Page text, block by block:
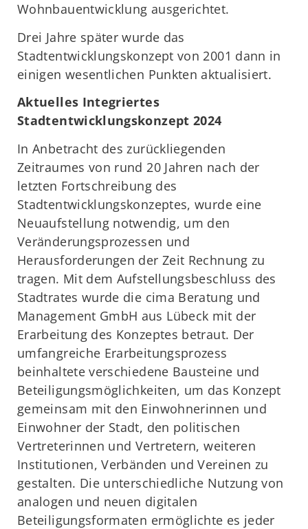
Wohnbauentwicklung ausgerichtet.
Drei Jahre später wurde das
Stadtentwicklungskonzept von 2001 dann in
einigen wesentlichen Punkten aktualisiert.
Aktuelles Integriertes
Stadtentwicklungskonzept 2024
In Anbetracht des zurückliegenden
Zeitraumes von rund 20 Jahren nach der
letzten Fortschreibung des
Stadtentwicklungskonzeptes, wurde eine
Neuaufstellung notwendig, um den
Veränderungsprozessen und
Herausforderungen der Zeit Rechnung zu
tragen. Mit dem Aufstellungsbeschluss des
Stadtrates wurde die cima Beratung und
Management GmbH aus Lübeck mit der
Erarbeitung des Konzeptes betraut. Der
umfangreiche Erarbeitungsprozess
beinhaltete verschiedene Bausteine und
Beteiligungsmöglichkeiten, um das Konzept
gemeinsam mit den Einwohnerinnen und
Einwohner der Stadt, den politischen
Vertreterinnen und Vertretern, weiteren
Institutionen, Verbänden und Vereinen zu
gestalten. Die unterschiedliche Nutzung von
analogen und neuen digitalen
Beteiligungsformaten ermöglichte es jeder